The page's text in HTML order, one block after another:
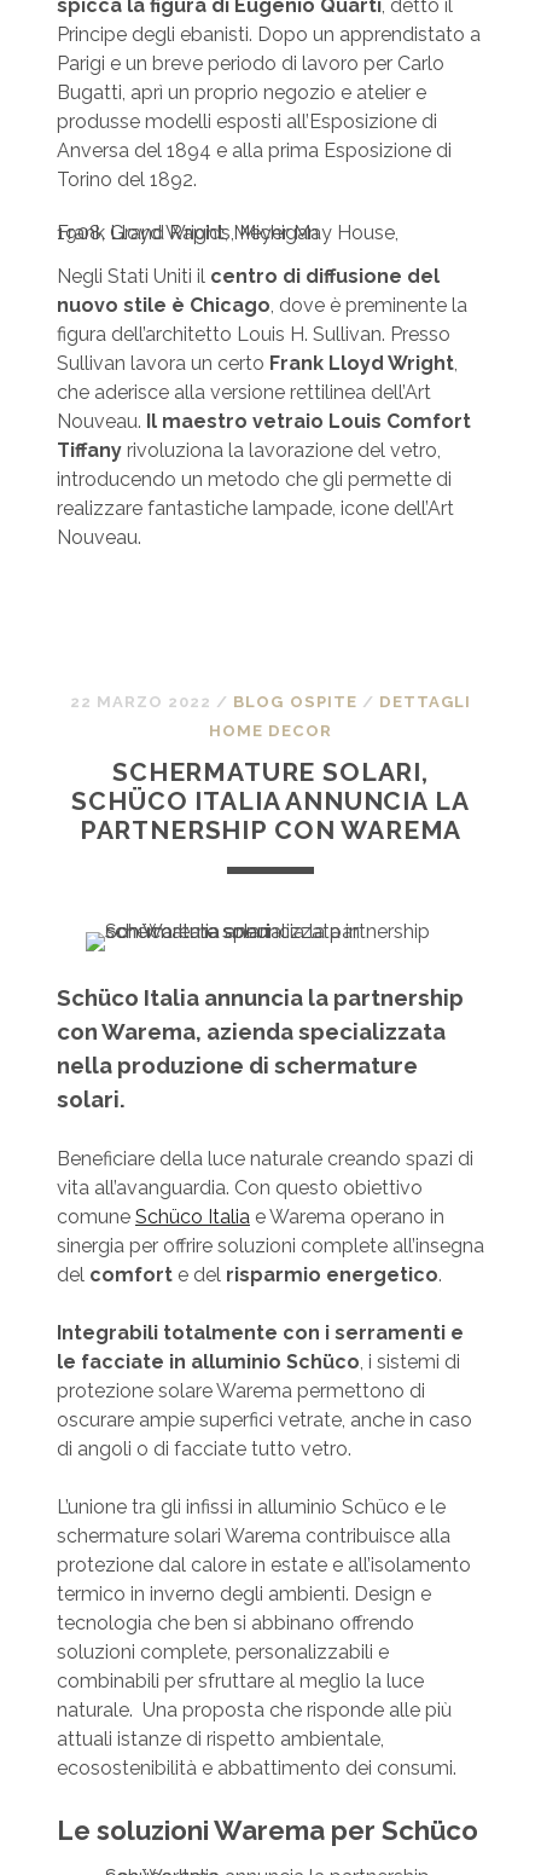
spicca la figura di Eugenio Quarti, detto il
Principe degli ebanisti. Dopo un apprendistato a
Parigi e un breve periodo di lavoro per Carlo
Bugatti, aprì un proprio negozio e atelier e
produsse modelli esposti all’Esposizione di
Anversa del 1894 e alla prima Esposizione di
Torino del 1892.
Frank Lloyd Wright, Meyer May House, 1908, Grand Rapids, Michigan
Negli Stati Uniti il centro di diffusione del
nuovo stile è Chicago, dove è preminente la
figura dell’architetto Louis H. Sullivan. Presso
Sullivan lavora un certo Frank Lloyd Wright,
che aderisce alla versione rettilinea dell’Art
Nouveau. Il maestro vetraio Louis Comfort
Tiffany rivoluziona la lavorazione del vetro,
introducendo un metodo che gli permette di
realizzare fantastiche lampade, icone dell’Art
Nouveau.
22 MARZO 2022 / BLOG OSPITE / DETTAGLI
HOME DECOR
SCHERMATURE SOLARI,
SCHÜCO ITALIA ANNUNCIA LA
PARTNERSHIP CON WAREMA
Schüco Italia annuncia la partnership
con Warema, azienda specializzata
nella produzione di schermature
solari.
Beneficiare della luce naturale creando spazi di
vita all’avanguardia. Con questo obiettivo
comune Schüco Italiae Warema operano in
sinergia per offrire soluzioni complete all’insegna
del comforte del risparmio energetico.
Integrabili totalmente con i serramenti e
le facciate in alluminio Schüco, i sistemi di
protezione solare Warema permettono di
oscurare ampie superfici vetrate, anche in caso
di angoli o di facciate tutto vetro.
L’unione tra gli infissi in alluminio Schüco e le
schermature solari Warema contribuisce alla
protezione dal calore in estate e all’isolamento
termico in inverno degli ambienti. Design e
tecnologia che ben si abbinano offrendo
soluzioni complete, personalizzabili e
combinabili per sfruttare al meglio la luce
naturale. Una proposta che risponde alle più
attuali istanze di rispetto ambientale,
ecosostenibilità e abbattimento dei consumi.
Le soluzioni Warema per Schüco